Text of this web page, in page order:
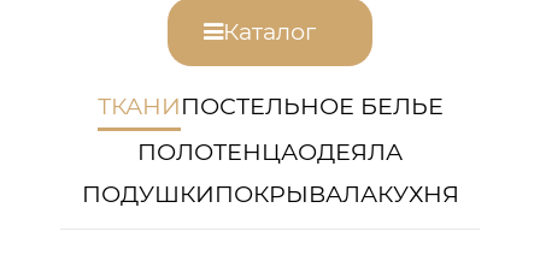
Каталог
ТКАНИПОСТЕЛЬНОЕ БЕЛЬЕ
ПОЛОТЕНЦАОДЕЯЛА
ПОДУШКИПОКРЫВАЛАКУХНЯ